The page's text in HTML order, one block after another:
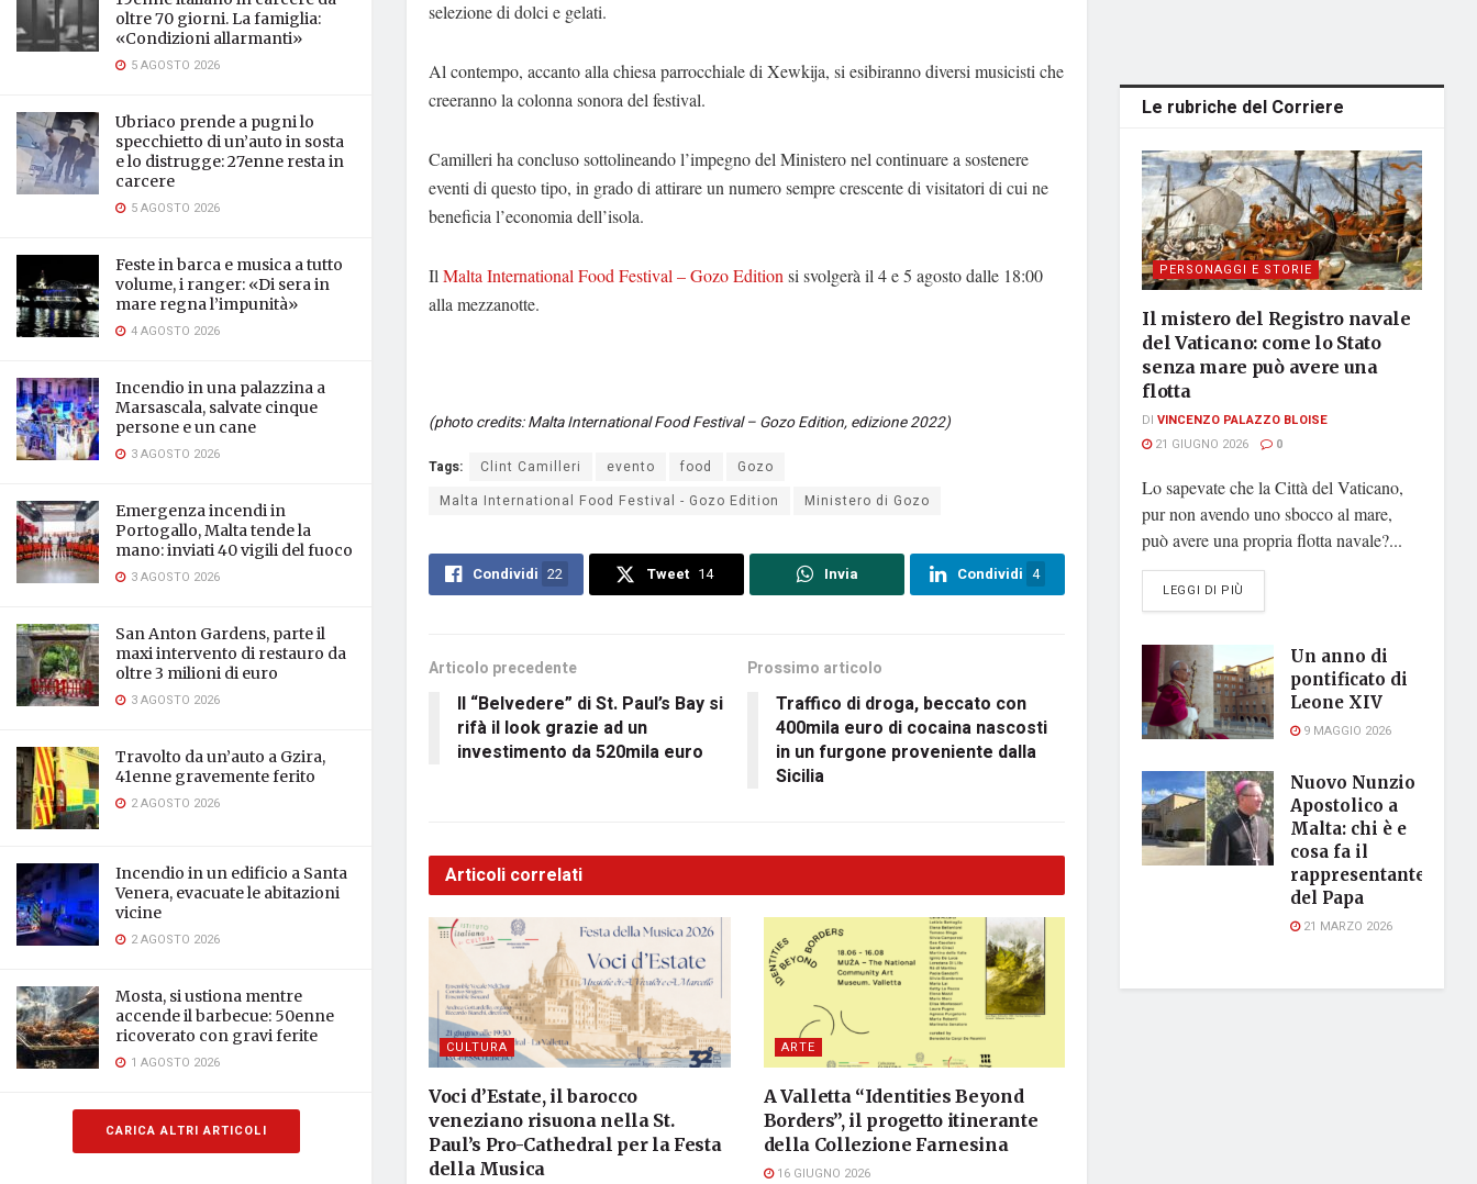
oltre 70 giorni. La famiglia:
«Condizioni allarmanti»
5 AGOSTO 2026
Ubriaco prende a pugni lo
specchietto di un’auto in sosta
e lo distrugge: 27enne resta in
carcere
5 AGOSTO 2026
Feste in barca e musica a tutto
volume, i ranger: «Di sera in
mare regna l’impunità»
4 AGOSTO 2026
Incendio in una palazzina a
Marsascala, salvate cinque
persone e un cane
3 AGOSTO 2026
Emergenza incendi in
Portogallo, Malta tende la
mano: inviati 40 vigili del fuoco
3 AGOSTO 2026
San Anton Gardens, parte il
maxi intervento di restauro da
oltre 3 milioni di euro
3 AGOSTO 2026
Travolto da un’auto a Gzira,
41enne gravemente ferito
2 AGOSTO 2026
Incendio in un edificio a Santa
Venera, evacuate le abitazioni
vicine
2 AGOSTO 2026
Mosta, si ustiona mentre
accende il barbecue: 50enne
ricoverato con gravi ferite
1 AGOSTO 2026
CARICA ALTRI ARTICOLI
selezione di dolci e gelati.
Al contempo, accanto alla chiesa parrocchiale di Xewkija, si esibiranno diversi musicisti che
creeranno la colonna sonora del festival.
Camilleri ha concluso sottolineando l’impegno del Ministero nel continuare a sostenere
eventi di questo tipo, in grado di attirare un numero sempre crescente di visitatori di cui ne
beneficia l’economia dell’isola.
Il Malta International Food Festival – Gozo Edition si svolgerà il 4 e 5 agosto dalle 18:00
alla mezzanotte.
(photo credits: Malta International Food Festival – Gozo Edition, edizione 2022)
Tags: Clint Camilleri evento food
Gozo
Malta International Food Festival - Gozo Edition
Ministero di Gozo
Condividi 22 Tweet 14 Invia Condividi 4
Articolo precedente
Il “Belvedere” di St. Paul’s Bay si
rifà il look grazie ad un
investimento da 520mila euro
Prossimo articolo
Traffico di droga, beccato con
400mila euro di cocaina nascosti
in un furgone proveniente dalla
Sicilia
Articoli correlati
CULTURA
Voci d’Estate, il barocco
veneziano risuona nella St.
Paul’s Pro-Cathedral per la Festa
della Musica
ARTE
A Valletta “Identities Beyond
Borders”, il progetto itinerante
della Collezione Farnesina
16 GIUGNO 2026
Le rubriche del Corriere
PERSONAGGI E STORIE
Il mistero del Registro navale
del Vaticano: come lo Stato
senza mare può avere una
flotta
DI VINCENZO PALAZZO BLOISE
21 GIUGNO 2026
0
Lo sapevate che la Città del Vaticano,
pur non avendo uno sbocco al mare,
può avere una propria flotta navale?...
LEGGI DI PIÙ
Un anno di
pontificato di
Leone XIV
9 MAGGIO 2026
Nuovo Nunzio
Apostolico a
Malta: chi è e
cosa fa il
rappresentante
del Papa
21 MARZO 2026